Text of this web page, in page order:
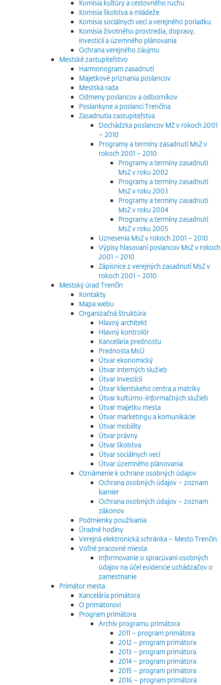
Komisia kultúry a cestovného ruchu
Komisia školstva a mládeže
Komisia sociálnych vecí a verejného poriadku
Komisia životného prostredia, dopravy,
investícií a územného plánovania
Ochrana verejného záujmu
Mestské zastupiteľstvo
Harmonogram zasadnutí
Majetkové priznania poslancov
Mestská rada
Odmeny poslancov a odborníkov
Poslankyne a poslanci Trenčína
Zasadnutia zastupiteľstva
Dochádzka poslancov MZ v rokoch 2001
– 2010
Programy a termíny zasadnutí MsZ v
rokoch 2001 – 2010
Programy a termíny zasadnutí
MsZ v roku 2002
Programy a termíny zasadnutí
MsZ v roku 2003
Programy a termíny zasadnutí
MsZ v roku 2004
Programy a termíny zasadnutí
MsZ v roku 2005
Uznesenia MsZ v rokoch 2001 – 2010
Výpisy hlasovaní poslancov MsZ v rokoch
2001 – 2010
Zápisnice z verejných zasadnutí MsZ v
rokoch 2001 – 2010
Mestský úrad Trenčín
Kontakty
Mapa webu
Organizačná štruktúra
Hlavný architekt
Hlavný kontrolór
Kancelária prednostu
Prednosta MsÚ
Útvar ekonomický
Útvar interných služieb
Útvar investícií
Útvar klientskeho centra a matriky
Útvar kultúrno-informačných služieb
Útvar majetku mesta
Útvar marketingu a komunikácie
Útvar mobility
Útvar právny
Útvar školstva
Útvar sociálnych vecí
Útvar územného plánovania
Oznámenie k ochrane osobných údajov
Ochrana osobných údajov – zoznam
kamier
Ochrana osobných údajov – zoznam
zákonov
Podmienky používania
Úradné hodiny
Verejná elektronická schránka – Mesto Trenčín
Voľné pracovné miesta
Informovanie o spracúvaní osobných
údajov na účel evidencie uchádzačov o
zamestnanie
Primátor mesta
Kancelária primátora
O primátorovi
Program primátora
Archív programu primátora
2011 – program primátora
2012 – program primátora
2013 – program primátora
2014 – program primátora
2015 – program primátora
2016 – program primátora